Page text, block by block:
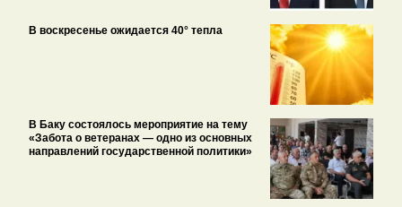
В воскресенье ожидается 40° тепла
В Баку состоялось мероприятие на тему
«Забота о ветеранах — одно из основных
направлений государственной политики»